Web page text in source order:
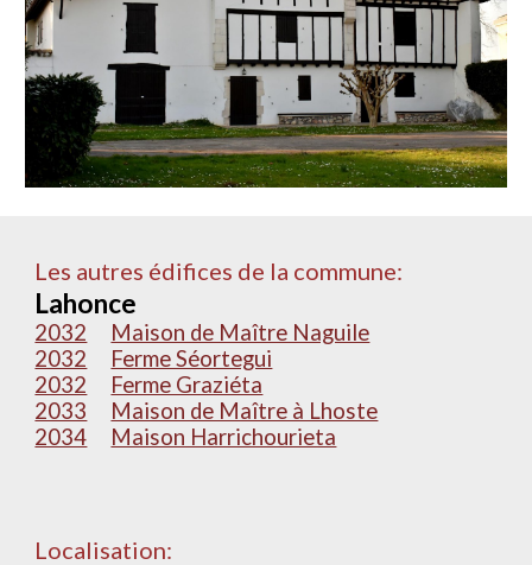
Les autres édifices de la commune:
Lahonce
2032
Maison de Maître Naguile
2032
Ferme Séortegui
2032
Ferme Graziéta
2033
Maison de Maître à Lhoste
2034
Maison Harrichourieta
Localisation: